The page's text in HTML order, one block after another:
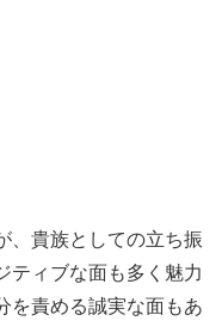
、貴族としての立ち振
ティブな面も多く魅力
を責める誠実な面もあ